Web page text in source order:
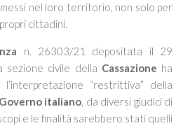
nel loro territorio, non solo per
cittadini.
n. 26303/21 depositata il 29
civile della Cassazione ha
“restrittiva” della
Governo italiano, da diversi giudici di
e le finalità sarebbero stati quelli